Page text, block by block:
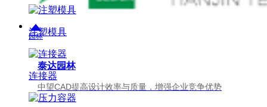
注塑模具
连接器
园林
泰达园林
中望CAD提高设计效率与质量，增强企业竞争优势